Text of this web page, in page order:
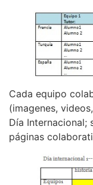
Cada equipo
(imagenes,
Día Internacional;
páginas